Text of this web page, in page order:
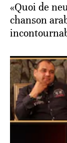
«Quoi de
chanson